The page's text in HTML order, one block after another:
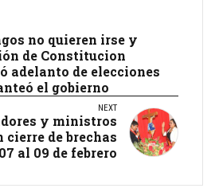
no quieren irse y
de Constitucion
adelanto de elecciones
el gobierno
NEXT
y ministros
de brechas
al 09 de febrero